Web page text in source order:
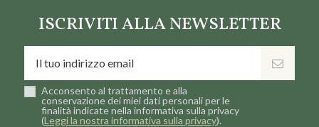
ISCRIVITI ALLA NEWSLETTER
Acconsento al trattamento e alla
conservazione dei miei dati personali per le
finalità indicate nella informativa sulla privacy
(Leggi la nostra informativa sulla privacy).